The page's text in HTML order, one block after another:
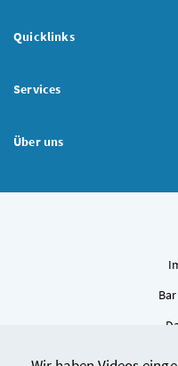
Quicklinks
Services
Über uns